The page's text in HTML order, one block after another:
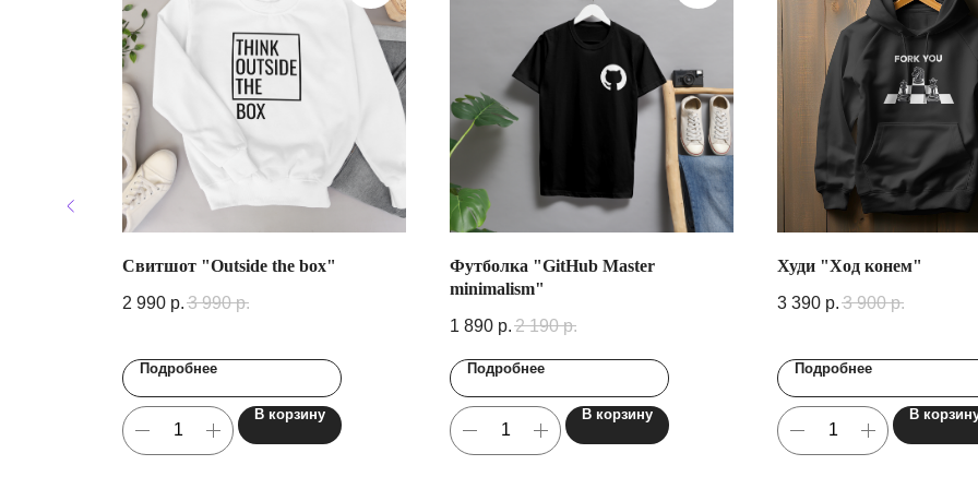
Свитшот "Outside the box"
2 990 р. 3 990 р.
Подробнее
В корзину
Футболка "GitHub Master
minimalism"
1 890 р. 2 190 р.
Подробнее
В корзину
Худи "Ход конем"
3 390 р. 3 900 р.
Подробнее
В